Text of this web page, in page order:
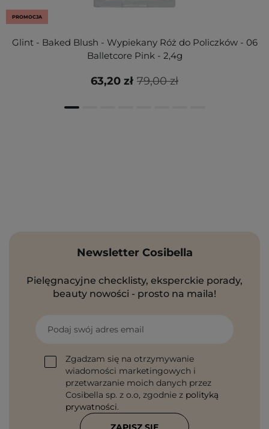
PROMOCJA
Glint - Baked Blush - Wypiekany Róż do Policzków - 06
Balletcore Pink - 2,4g
79,00 zł
63,20 zł
Newsletter Cosibella
Pielęgnacyjne checklisty, eksperckie porady,
beauty nowości - prosto na maila!
Podaj swój adres email
Zgadzam się na otrzymywanie
wiadomości marketingowych i
przetwarzanie moich danych przez
Cosibella sp. z o.o, zgodnie z polityką
prywatności.